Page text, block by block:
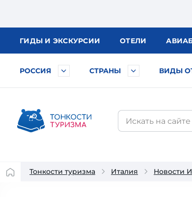
ГИДЫ И ЭКСКУРСИИ ОТЕЛИ АВИА
РОССИЯ СТРАНЫ ВИДЫ
Тонкости туризма Италия Новости